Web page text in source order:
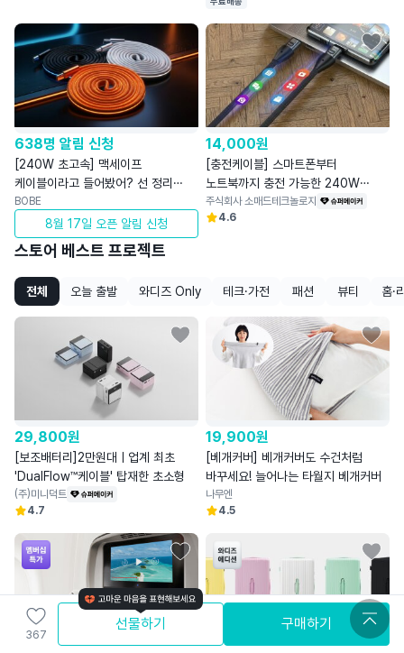
638명 알림 신청
[240W 초고속] 맥세이프
케이블이라고 들어봤어? 선 정리
1초컷!
BOBE
8월 17일 오픈 알림 신청
14,000원
[충전케이블] 스마트폰부터
노트북까지 충전 가능한 240W
스트랩 케이블
주식회사 소매드테크놀로지
4.6
스토어 베스트 프로젝트
전체 오늘 출발 와디즈 Only 테크·가전 패션 뷰티 홈·
29,800원
[보조배터리]2만원대ㅣ업계 최초
'DualFlow™케이블' 탑재한 초소형
(주)미니덕트
4.7
19,900원
[베개커버] 베개커버도 수건처럼
바꾸세요! 늘어나는 타월지 베개커버
나무엔
4.5
367
선물하기 구매하기